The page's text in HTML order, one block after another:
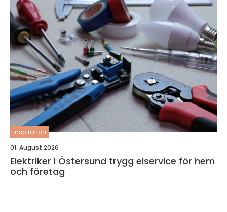
inspiration
01. August 2026
Elektriker i Östersund trygg elservice för hem
och företag